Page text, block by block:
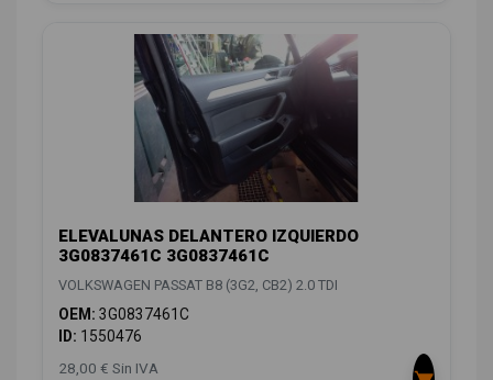
ELEVALUNAS DELANTERO IZQUIERDO
3G0837461C 3G0837461C
VOLKSWAGEN PASSAT B8 (3G2, CB2) 2.0 TDI
OEM: 3G0837461C
ID: 1550476
28,00 € Sin IVA